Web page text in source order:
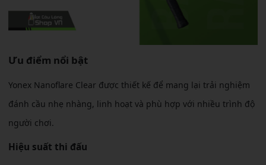
Ưu điểm nổi bật
Yonex Nanoflare Clear được thiết kế để mang lại trải nghiệm
đánh cầu nhẹ nhàng, linh hoạt và phù hợp với nhiều trình độ
người chơi.
Hiệu suất thi đấu